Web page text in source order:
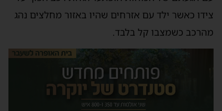
צידו כאשר ילד עם אזרחים שהיו באזור מחלצים נהג
מהרכב כשמצבו קל בלבד.